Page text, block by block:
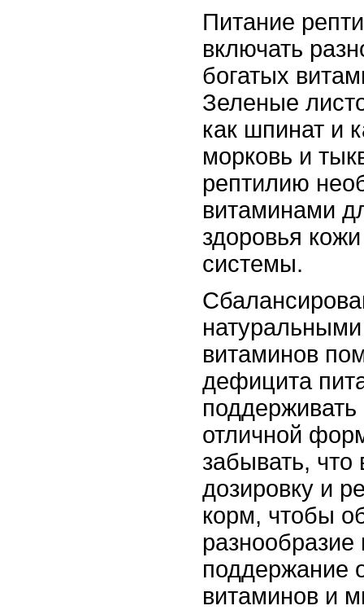
Питание
включать
богатых
Зеленые
как шпинат и
морковь и
рептилию
витаминами
здоровья
системы.
витаминов
дефицита
отличной
забывать,
дозировку и
корм, чтобы
разнообразие
поддержание
витаминов и